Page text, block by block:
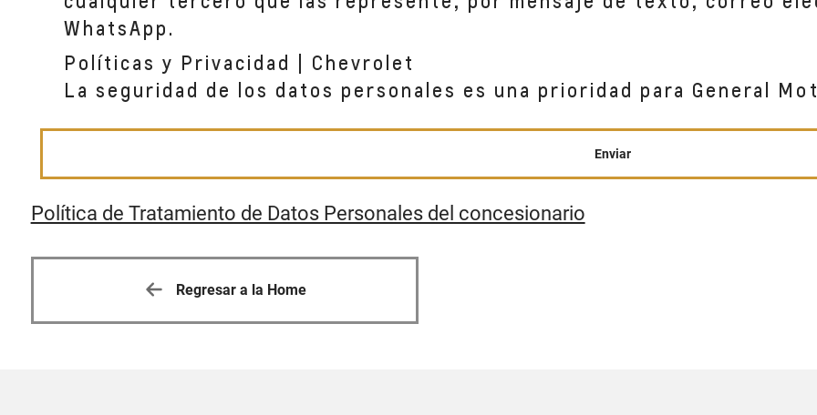
WhatsApp.
Políticas y Privacidad | Chevrolet
La seguridad de los datos personales es una prioridad para General
Enviar
Política de Tratamiento de Datos Personales del concesionario
Regresar a la Home